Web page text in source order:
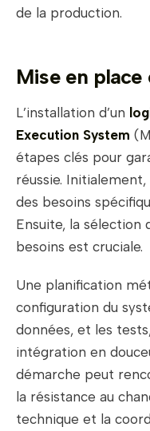
de la production.
Mise en place
L’installation d’un
Execution System
étapes clés pour
réussie.
des besoins
Ensuite, la sélection
besoins est cruciale.
Une planification
configuration du
données, et les
intégration en
démarche peut
la résistance au
technique et la